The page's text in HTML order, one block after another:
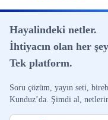
Hayalindeki netler.
İhtiyacın olan her
Tek platform.
Soru çözüm, yayın seti,
Kunduz’da. Şimdi al,